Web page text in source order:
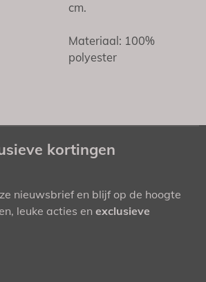
cm.
Materiaal: 100%
polyester
kortingen
nieuwsbrief en blijf op de hoogte
leuke acties en exclusieve